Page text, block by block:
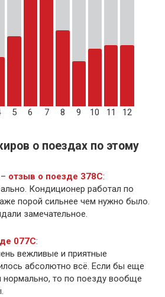
5 6 7 8 9 10 11 12
о поездах по этому
отзыв о поезде 378С:
Кондиционер работал по
порой сильнее чем нужно было.
замечательное.
077С:
вежливые и приятные
абсолютно всё. Если бы еще
нормально, то по поезду вообще